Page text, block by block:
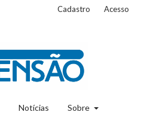
Notícias Sobre
Cadastro Acesso